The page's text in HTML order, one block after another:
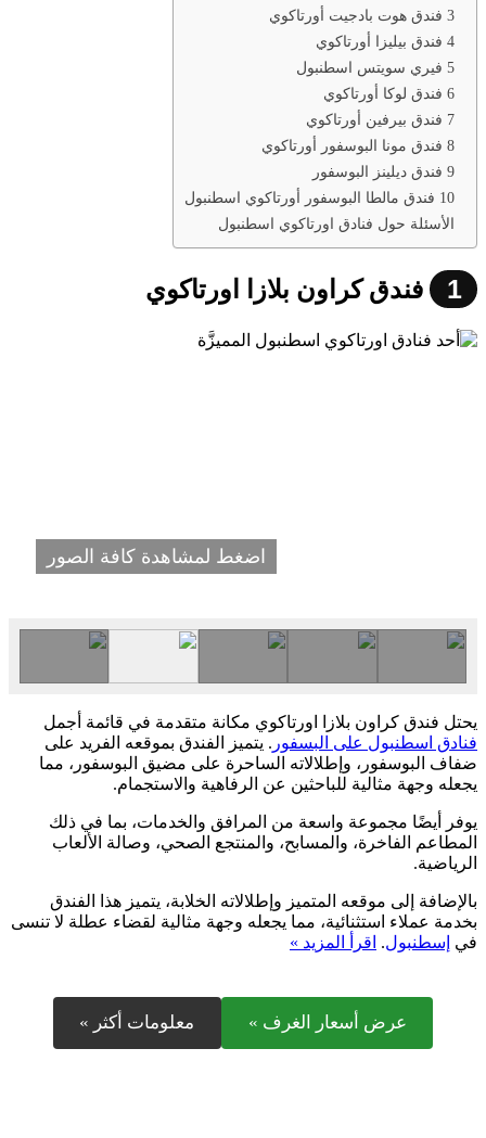
3 فندق هوت بادجيت أورتاكوي
4 فندق بيليزا أورتاكوي
5 فيري سويتس اسطنبول
6 فندق لوكا أورتاكوي
7 فندق بيرفين أورتاكوي
8 فندق مونا البوسفور أورتاكوي
9 فندق ديلينز البوسفور
10 فندق مالطا البوسفور أورتاكوي اسطنبول
الأسئلة حول فنادق اورتاكوي اسطنبول
1 فندق كراون بلازا اورتاكوي
اضغط لمشاهدة كافة الصور
يحتل فندق كراون بلازا اورتاكوي مكانة متقدمة في قائمة أجمل
فنادق اسطنبول على البسفور . يتميز الفندق بموقعه الفريد على
ضفاف البوسفور، وإطلالاته الساحرة على مضيق البوسفور، مما
يجعله وجهة مثالية للباحثين عن الرفاهية والاستجمام.
يوفر أيضًا مجموعة واسعة من المرافق والخدمات، بما في ذلك
المطاعم الفاخرة، والمسابح، والمنتجع الصحي، وصالة الألعاب
الرياضية.
بالإضافة إلى موقعه المتميز وإطلالاته الخلابة، يتميز هذا الفندق
بخدمة عملاء استثنائية، مما يجعله وجهة مثالية لقضاء عطلة لا تنسى
في إسطنبول. اقرأ المزيد »
عرض أسعار الغرف » معلومات أكثر »